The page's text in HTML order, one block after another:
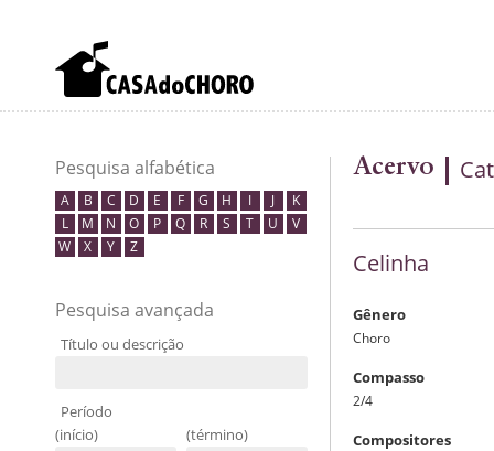
Pesquisa alfabética
A B C D E F G H I J
K
L
M N O P Q R S T U
V
W
X Y Z
Pesquisa avançada
Título ou descrição
Período
(início)
(término)
Acervo
Celinha
Gênero
Choro
Compasso
2/4
Compositores